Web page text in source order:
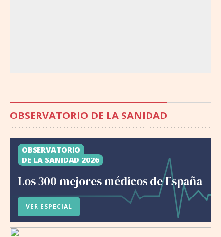
OBSERVATORIO DE LA SANIDAD
OBSERVATORIO
DE LA SANIDAD 2026
Los 300 mejores médicos de España
VER ESPECIAL